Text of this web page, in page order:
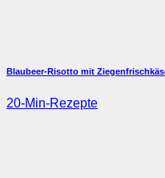
Blaubeer-Risotto mit
20-Min-Rezepte